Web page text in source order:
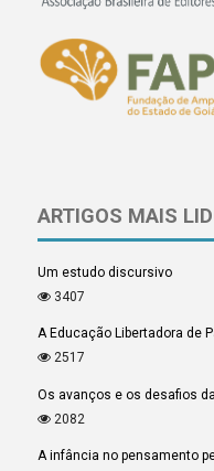
ARTIGOS MAIS
Um estudo discursivo
3407
A Educação Libertadora de
2517
Os avanços e os desafios
2082
A infância no pensamento